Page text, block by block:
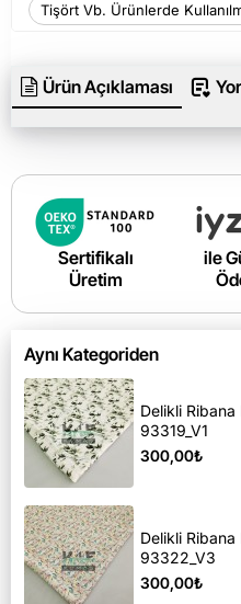
Tişört Vb. Ürünlerde
Ürün Açıklaması
Sertifikalı
Üretim
ile
Aynı Kategoriden
Delikli Ribana
93319_V1
300,00₺
Delikli Ribana
93322_V3
300,00₺